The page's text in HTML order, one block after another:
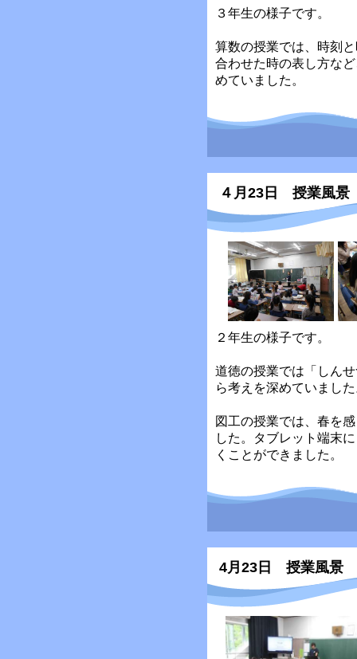
３年生の様子です。
算数の授業では、時刻
合わせた時の表し方な
めていました。
４月23日 授業風
２年生の様子です。
道徳の授業では「しん
ら考えを深めていまし
図工の授業では、春を
した。タブレット端末
くことができました。
4月23日 授業風景